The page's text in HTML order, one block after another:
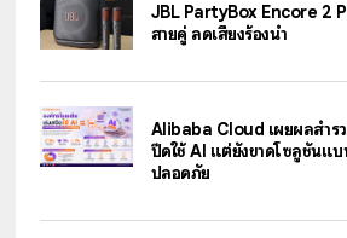
JBL PartyBox Encore 2
สายคู่ ลดเสียงร้องนำ
Alibaba Cloud เผยผลสำรว
ปีดใช้ AI แต่ยังขาดโซลูชันแ
ปลอดภัย